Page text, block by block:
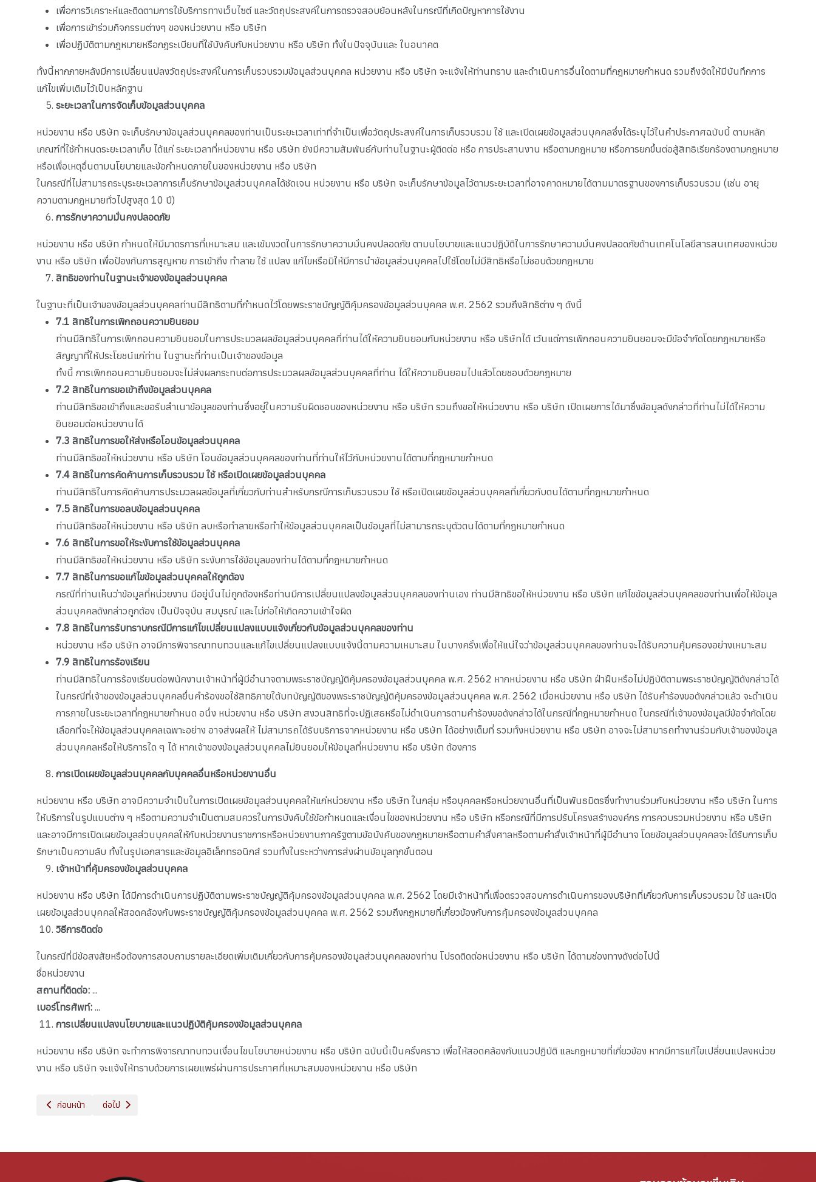
เพื่อการวิเคราะห์และติดตามการใช้บริการทางเว็บไซต์ และวัตถุประสงค์ในการตรวจสอบย้อนหลังในกรณีที่เกิดปัญหาการใช้งาน
เพื่อการเข้าร่วมกิจกรรมต่างๆ ของหน่วยงาน หรือ บริษัท
เพื่อปฏิบัติตามกฎหมายหรือกฎระเบียบที่ใช้บังคับกับหน่วยงาน หรือ บริษัท ทั้งในปัจจุบันและ ในอนาคต
ทั้งนี้หากภายหลังมีการเปลี่ยนแปลงวัตถุประสงค์ในการเก็บรวบรวมข้อมูลส่วนบุคคล หน่วยงาน หรือ บริษัท จะแจ้งให้ท่านทราบ และดำเนินการอื่นใดตามที่กฎหมายกำหนด รวมถึงจัดให้มีบันทึกการ
แก้ไขเพิ่มเติมไว้เป็นหลักฐาน
ระยะเวลาในการจัดเก็บข้อมูลส่วนบุคคล
หน่วยงาน หรือ บริษัท จะเก็บรักษาข้อมูลส่วนบุคคลของท่านเป็นระยะเวลาเท่าที่จำเป็นเพื่อวัตถุประสงค์ในการเก็บรวบรวม ใช้ และเปิดเผยข้อมูลส่วนบุคคลซึ่งได้ระบุไว้ในคำประกาศฉบับนี้ ตามหลัก
เกณฑ์ที่ใช้กำหนดระยะเวลาเก็บ ได้แก่ ระยะเวลาที่หน่วยงาน หรือ บริษัท ยังมีความสัมพันธ์กับท่านในฐานะผู้ติดต่อ หรือ การประสานงาน หรือตามกฎหมาย หรือการยกขึ้นต่อสู้สิทธิเรียกร้องตามกฎหมาย
หรือเพื่อเหตุอื่นตามนโยบายและข้อกำหนดภายในของหน่วยงาน หรือ บริษัท
ในกรณีที่ไม่สามารถระบุระยะเวลาการเก็บรักษาข้อมูลส่วนบุคคลได้ชัดเจน หน่วยงาน หรือ บริษัท จะเก็บรักษาข้อมูลไว้ตามระยะเวลาที่อาจคาดหมายได้ตามมาตรฐานของการเก็บรวบรวม (เช่น อายุ
ความตามกฎหมายทั่วไปสูงสุด 10 ปี)
การรักษาความมั่นคงปลอดภัย
หน่วยงาน หรือ บริษัท กำหนดให้มีมาตรการที่เหมาะสม และเข้มงวดในการรักษาความมั่นคงปลอดภัย ตามนโยบายและแนวปฏิบัติในการรักษาความมั่นคงปลอดภัยด้านเทคโนโลยีสารสนเทศของหน่วย
งาน หรือ บริษัท เพื่อป้องกันการสูญหาย การเข้าถึง ทำลาย ใช้ แปลง แก้ไขหรือมิให้มีการนำข้อมูลส่วนบุคคลไปใช้โดยไม่มีสิทธิหรือไม่ชอบด้วยกฎหมาย
สิทธิของท่านในฐานะเจ้าของข้อมูลส่วนบุคคล
ในฐานะที่เป็นเจ้าของข้อมูลส่วนบุคคลท่านมีสิทธิตามที่กำหนดไว้โดยพระราชบัญญัติคุ้มครองข้อมูลส่วนบุคคล พ.ศ. 2562 รวมถึงสิทธิต่าง ๆ ดังนี้
7.1สิทธิในการเพิกถอนความยินยอม
ท่านมีสิทธิในการเพิกถอนความยินยอมในการประมวลผลข้อมูลส่วนบุคคลที่ท่านได้ให้ความยินยอมกับหน่วยงาน หรือ บริษัทได้ เว้นแต่การเพิกถอนความยินยอมจะมีข้อจำกัดโดยกฎหมายหรือ
สัญญาที่ให้ประโยชน์แก่ท่าน ในฐานะที่ท่านเป็นเจ้าของข้อมูล
ทั้งนี้ การเพิกถอนความยินยอมจะไม่ส่งผลกระทบต่อการประมวลผลข้อมูลส่วนบุคคลที่ท่าน ได้ให้ความยินยอมไปแล้วโดยชอบด้วยกฎหมาย
7.2สิทธิในการขอเข้าถึงข้อมูลส่วนบุคคล
ท่านมีสิทธิขอเข้าถึงและขอรับสำเนาข้อมูลของท่านซึ่งอยู่ในความรับผิดชอบของหน่วยงาน หรือ บริษัท รวมถึงขอให้หน่วยงาน หรือ บริษัท เปิดเผยการได้มาซึ่งข้อมูลดังกล่าวที่ท่านไม่ได้ให้ความ
ยินยอมต่อหน่วยงานได้
7.3สิทธิในการขอให้ส่งหรือโอนข้อมูลส่วนบุคคล
ท่านมีสิทธิขอให้หน่วยงาน หรือ บริษัท โอนข้อมูลส่วนบุคคลของท่านที่ท่านให้ไว้กับหน่วยงานได้ตามที่กฎหมายกำหนด
7.4สิทธิในการคัดค้านการเก็บรวบรวม ใช้ หรือเปิดเผยข้อมูลส่วนบุคคล
ท่านมีสิทธิในการคัดค้านการประมวลผลข้อมูลที่เกี่ยวกับท่านสำหรับกรณีการเก็บรวบรวม ใช้ หรือเปิดเผยข้อมูลส่วนบุคคลที่เกี่ยวกับตนได้ตามที่กฎหมายกำหนด
7.5สิทธิในการขอลบข้อมูลส่วนบุคคล
ท่านมีสิทธิขอให้หน่วยงาน หรือ บริษัท ลบหรือทำลายหรือทำให้ข้อมูลส่วนบุคคลเป็นข้อมูลที่ไม่สามารถระบุตัวตนได้ตามที่กฎหมายกำหนด
7.6สิทธิในการขอให้ระงับการใช้ข้อมูลส่วนบุคคล
ท่านมีสิทธิขอให้หน่วยงาน หรือ บริษัท ระงับการใช้ข้อมูลของท่านได้ตามที่กฎหมายกำหนด
7.7สิทธิในการขอแก้ไขข้อมูลส่วนบุคคลให้ถูกต้อง
กรณีที่ท่านเห็นว่าข้อมูลที่หน่วยงาน มีอยู่นั้นไม่ถูกต้องหรือท่านมีการเปลี่ยนแปลงข้อมูลส่วนบุคคลของท่านเอง ท่านมีสิทธิขอให้หน่วยงาน หรือ บริษัท แก้ไขข้อมูลส่วนบุคคลของท่านเพื่อให้ข้อมูล
ส่วนบุคคลดังกล่าวถูกต้อง เป็นปัจจุบัน สมบูรณ์ และไม่ก่อให้เกิดความเข้าใจผิด
7.8สิทธิในการรับทราบกรณีมีการแก้ไขเปลี่ยนแปลงแบบแจ้งเกี่ยวกับข้อมูลส่วนบุคคลของท่าน
หน่วยงาน หรือ บริษัท อาจมีการพิจารณาทบทวนและแก้ไขเปลี่ยนแปลงแบบแจ้งนี้ตามความเหมาะสม ในบางครั้งเพื่อให้แน่ใจว่าข้อมูลส่วนบุคคลของท่านจะได้รับความคุ้มครองอย่างเหมาะสม
7.9สิทธิในการร้องเรียน
ท่านมีสิทธิในการร้องเรียนต่อพนักงานเจ้าหน้าที่ผู้มีอำนาจตามพระราชบัญญัติคุ้มครองข้อมูลส่วนบุคคล พ.ศ. 2562 หากหน่วยงาน หรือ บริษัท ฝ่าฝืนหรือไม่ปฏิบัติตามพระราชบัญญัติดังกล่าวได้
ในกรณีที่เจ้าของข้อมูลส่วนบุคคลยื่นคำร้องขอใช้สิทธิภายใต้บทบัญญัติของพระราชบัญญัติคุ้มครองข้อมูลส่วนบุคคล พ.ศ. 2562 เมื่อหน่วยงาน หรือ บริษัท ได้รับคำร้องขอดังกล่าวแล้ว จะดำเนิน
การภายในระยะเวลาที่กฎหมายกำหนด อนึ่ง หน่วยงาน หรือ บริษัท สงวนสิทธิที่จะปฏิเสธหรือไม่ดำเนินการตามคำร้องขอดังกล่าวได้ในกรณีที่กฎหมายกำหนด ในกรณีที่เจ้าของข้อมูลมีข้อจำกัดโดย
เลือกที่จะให้ข้อมูลส่วนบุคคลเฉพาะอย่าง อาจส่งผลให้ ไม่สามารถได้รับบริการจากหน่วยงาน หรือ บริษัท ได้อย่างเต็มที่ รวมทั้งหน่วยงาน หรือ บริษัท อาจจะไม่สามารถทำงานร่วมกับเจ้าของข้อมูล
ส่วนบุคคลหรือให้บริการใด ๆ ได้ หากเจ้าของข้อมูลส่วนบุคคลไม่ยินยอมให้ข้อมูลที่หน่วยงาน หรือ บริษัท ต้องการ
การเปิดเผยข้อมูลส่วนบุคคลกับบุคคลอื่นหรือหน่วยงานอื่น
หน่วยงาน หรือ บริษัท อาจมีความจำเป็นในการเปิดเผยข้อมูลส่วนบุคคลให้แก่หน่วยงาน หรือ บริษัท ในกลุ่ม หรือบุคคลหรือหน่วยงานอื่นที่เป็นพันธมิตรซึ่งทำงานร่วมกับหน่วยงาน หรือ บริษัท ในการ
ให้บริการในรูปแบบต่าง ๆ หรือตามความจำเป็นตามสมควรในการบังคับใช้ข้อกำหนดและเงื่อนไขของหน่วยงาน หรือ บริษัท หรือกรณีที่มีการปรับโครงสร้างองค์กร การควบรวมหน่วยงาน หรือ บริษัท
และอาจมีการเปิดเผยข้อมูลส่วนบุคคลให้กับหน่วยงานราชการหรือหน่วยงานภาครัฐตามข้อบังคับของกฎหมายหรือตามคำสั่งศาลหรือตามคำสั่งเจ้าหน้าที่ผู้มีอำนาจ โดยข้อมูลส่วนบุคคลจะได้รับการเก็บ
รักษาเป็นความลับ ทั้งในรูปเอกสารและข้อมูลอิเล็กทรอนิกส์ รวมทั้งในระหว่างการส่งผ่านข้อมูลทุกขั้นตอน
เจ้าหน้าที่คุ้มครองข้อมูลส่วนบุคคล
หน่วยงาน หรือ บริษัท ได้มีการดำเนินการปฏิบัติตามพระราชบัญญัติคุ้มครองข้อมูลส่วนบุคคล พ.ศ. 2562 โดยมีเจ้าหน้าที่เพื่อตรวจสอบการดำเนินการของบริษัทที่เกี่ยวกับการเก็บรวบรวม ใช้ และเปิด
เผยข้อมูลส่วนบุคคลให้สอดคล้องกับพระราชบัญญัติคุ้มครองข้อมูลส่วนบุคคล พ.ศ. 2562 รวมถึงกฎหมายที่เกี่ยวข้องกับการคุ้มครองข้อมูลส่วนบุคคล
วิธีการติดต่อ
ในกรณีที่มีข้อสงสัยหรือต้องการสอบถามรายละเอียดเพิ่มเติมเกี่ยวกับการคุ้มครองข้อมูลส่วนบุคคลของท่าน โปรดติดต่อหน่วยงาน หรือ บริษัท ได้ตามช่องทางดังต่อไปนี้
ชื่อหน่วยงาน
สถานที่ติดต่อ: ...
เบอร์โทรศัพท์: ...
การเปลี่ยนแปลงนโยบายและแนวปฏิบัติคุ้มครองข้อมูลส่วนบุคคล
หน่วยงาน หรือ บริษัท จะทำการพิจารณาทบทวนเงื่อนไขนโยบายหน่วยงาน หรือ บริษัท ฉบับนี้เป็นครั้งคราว เพื่อให้สอดคล้องกับแนวปฏิบัติ และกฎหมายที่เกี่ยวข้อง หากมีการแก้ไขเปลี่ยนแปลงหน่วย
งาน หรือ บริษัท จะแจ้งให้ทราบด้วยการเผยแพร่ผ่านการประกาศที่เหมาะสมของหน่วยงาน หรือ บริษัท
เนื้อหาก่อนหน้า: หลักสูตร
ก่อนหน้า เนื้อหาถัดไป: อัตลักษณ์วิทยาลัย
ต่อไป